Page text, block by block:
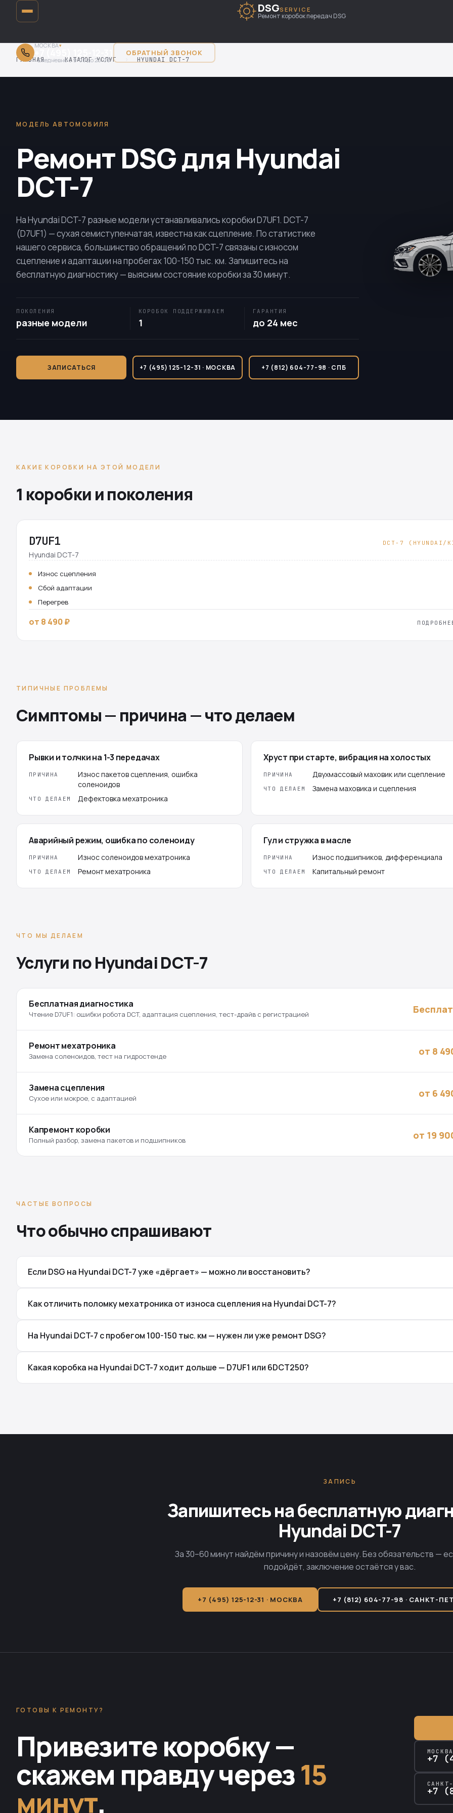
DSGSERVICE
Ремонт коробок передач DSG
МОСКВА▾
Ежедневно с 9:00 до 20:00
ОБРАТНЫЙ ЗВОНОК
ГЛАВНАЯ › КАТАЛОГ УСЛУГ HYUNDAI DCT-7
МОДЕЛЬ АВТОМОБИЛЯ
Ремонт DSG для Hyundai
DCT-7
На Hyundai DCT-7 разные модели устанавливались коробкиD7UF1. DCT-7
(D7UF1) — сухая семиступенчатая, известна как сцепление. По статистике
нашего сервиса, большинство обращений по DCT-7 связаны с износом
сцепление и адаптации на пробегах 100-150 тыс. км. Запишитесь на
бесплатную диагностику — выясним состояние коробки за 30 минут.
ПОКОЛЕНИЯ
разные модели
КОРОБОК ПОДДЕРЖИВАЕМ
1
ГАРАНТИЯ
до 24 мес
ЗАПИСАТЬСЯ +7 (495) 125-12-31 · МОСКВА +7 (812) 604-77-98 · СПБ
КАКИЕ КОРОБКИ НА ЭТОЙ МОДЕЛИ
1 коробки и поколения
D7UF1 DCT-7 (HYUNDAI/
Hyundai DCT-7
Износ сцепления
Сбой адаптации
Перегрев
от 8 490 ₽
ТИПИЧНЫЕ ПРОБЛЕМЫ
Симптомы — причина — что делаем
Рывки и толчки на 1-3 передачах
ПРИЧИНА
Износ пакетов сцепления, ошибка
соленоидов
ЧТО ДЕЛАЕМ Дефектовка мехатроника
Хруст при старте, вибрация на холостых
ПРИЧИНА Двухмассовый маховик или сцепление
ЧТО ДЕЛАЕМ Замена маховика и сцепления
Аварийный режим, ошибка по соленоиду
ПРИЧИНА Износ соленоидов мехатроника
ЧТО ДЕЛАЕМ Ремонт мехатроника
Гул и стружка в масле
ПРИЧИНА Износ подшипников, дифференциала
ЧТО ДЕЛАЕМ Капитальный ремонт
ЧТО МЫ ДЕЛАЕМ
Услуги по Hyundai DCT-7
Бесплатная диагностика
Чтение D7UF1: ошибки робота DCT, адаптация сцепления, тест-драйв с регистрацией
Ремонт мехатроника
Замена соленоидов, тест на гидростенде от 8
Замена сцепления
Сухое или мокрое, с адаптацией от 6
Капремонт коробки
Полный разбор, замена пакетов и подшипников от 19
ЧАСТЫЕ ВОПРОСЫ
Что обычно спрашивают
Если DSG на Hyundai DCT-7 уже «дёргает» — можно ли восстановить?
Как отличить поломку мехатроника от износа сцепления на Hyundai DCT-7?
На Hyundai DCT-7 с пробегом 100-150 тыс. км — нужен ли уже ремонт DSG?
Какая коробка на Hyundai DCT-7 ходит дольше — D7UF1 или 6DCT250?
ЗАПИСЬ
Запишитесь на бесплатную
Hyundai DCT-7
За 30–60 минут найдём причину и назовём цену. Без обязательств —
подойдёт, заключение остаётся у вас.
+7 (495) 125-12-31 · МОСКВА +7 (812) 604-77-98 · САНКТ-
ГОТОВЫ К РЕМОНТУ?
Привезите коробку —
скажем правду через15
минут.
+7
+7